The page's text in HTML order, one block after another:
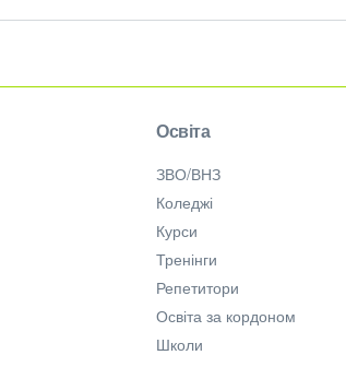
Освіта
ЗВО/ВНЗ
Коледжі
Курси
Тренінги
Репетитори
Освіта за кордоном
Школи